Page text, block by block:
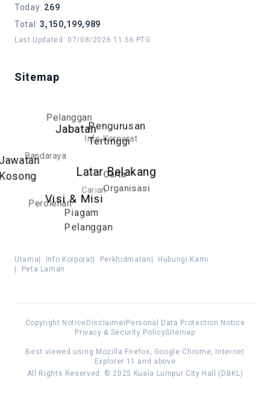
Today: 269
Total:3,150,199,989
Last Updated : 07/08/2026 11:56 PTG
Sitemap
Latar Belakang
Visi & Misi
Piagam
Pelanggan
Carta
Organisasi
Pengurusan
Tertinggi
Jabatan
Perolehan
Carian
Info Korporat
Pelanggan
Bandaraya
Utama| Info Korporat| Perkhidmatan |
Hubungi Kami
|
Peta Laman
Copyright NoticeDisclaimerPersonal Data Protection Notice
Privacy & Security PolicySitemap
Best viewed using Mozilla Firefox, Google Chrome, Internet
Explorer 11 and above
All Rights Reserved. © 2025 Kuala Lumpur City Hall (DBKL)